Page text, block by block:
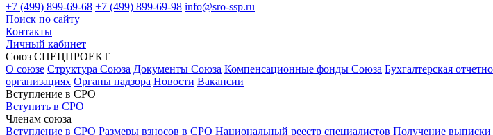
+7 (499) 899-69-68 +7 (499) 899-69-98 info@sro-ssp.ru
Поиск по сайту
Контакты
Личный кабинет
Союз СПЕЦПРОЕКТ
О союзе Структура Союза Документы Союза Компенсационные фонды Союза Бухгалтерская
организациях Органы надзора Новости Вакансии
Вступление в СРО
Вступить в СРО
Членам союза
Вступление в СРО Размеры взносов в СРО Национальный реестр специалистов Получение выписки